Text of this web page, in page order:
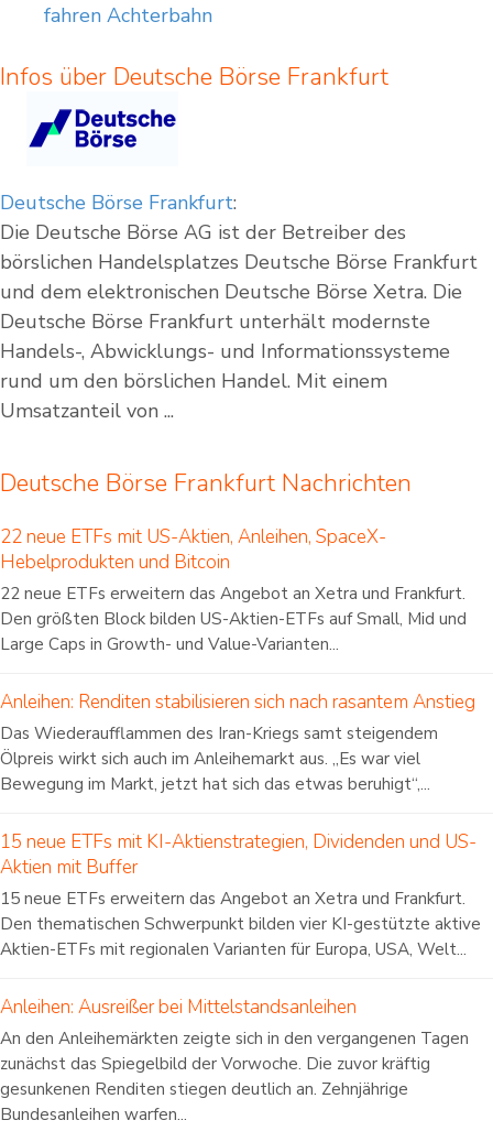
fahren Achterbahn
Infos über Deutsche Börse Frankfurt
Deutsche Börse Frankfurt:
Die Deutsche Börse AG ist der Betreiber des
börslichen Handelsplatzes Deutsche Börse Frankfurt
und dem elektronischen Deutsche Börse Xetra. Die
Deutsche Börse Frankfurt unterhält modernste
Handels-, Abwicklungs- und Informationssysteme
rund um den börslichen Handel. Mit einem
Umsatzanteil von ...
Deutsche Börse Frankfurt Nachrichten
22 neue ETFs mit US-Aktien, Anleihen, SpaceX-
Hebelprodukten und Bitcoin
22 neue ETFs erweitern das Angebot an Xetra und Frankfurt.
Den größten Block bilden US-Aktien-ETFs auf Small, Mid und
Large Caps in Growth- und Value-Varianten...
Anleihen: Renditen stabilisieren sich nach rasantem Anstieg
Das Wiederaufflammen des Iran-Kriegs samt steigendem
Ölpreis wirkt sich auch im Anleihemarkt aus. „Es war viel
Bewegung im Markt, jetzt hat sich das etwas beruhigt“,...
15 neue ETFs mit KI-Aktienstrategien, Dividenden und US-
Aktien mit Buffer
15 neue ETFs erweitern das Angebot an Xetra und Frankfurt.
Den thematischen Schwerpunkt bilden vier KI-gestützte aktive
Aktien-ETFs mit regionalen Varianten für Europa, USA, Welt...
Anleihen: Ausreißer bei Mittelstandsanleihen
An den Anleihemärkten zeigte sich in den vergangenen Tagen
zunächst das Spiegelbild der Vorwoche. Die zuvor kräftig
gesunkenen Renditen stiegen deutlich an. Zehnjährige
Bundesanleihen warfen...